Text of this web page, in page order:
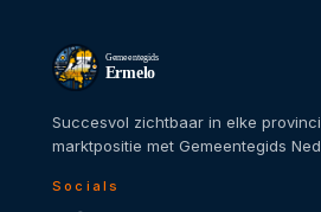
Gemeentegids
Ermelo
Succesvol zichtbaar in elke
marktpositie met Gemeentegids
Socials